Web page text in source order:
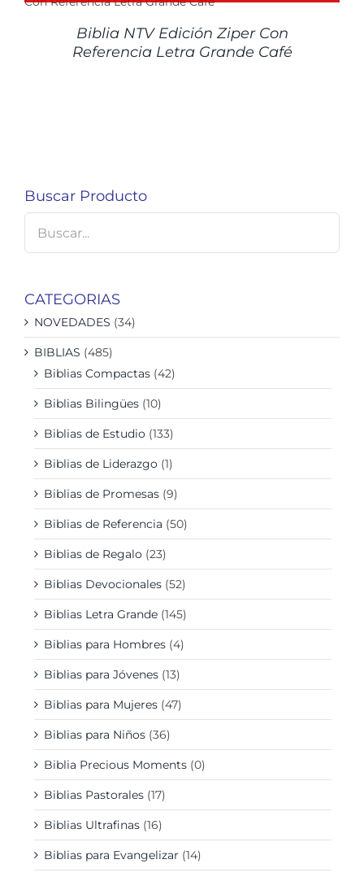
Biblia NTV Edición Ziper Con
Referencia Letra Grande Café
Buscar Producto
CATEGORIAS
NOVEDADES (34)
BIBLIAS (485)
Biblias Compactas (42)
Biblias Bilingües (10)
Biblias de Estudio (133)
Biblias de Liderazgo (1)
Biblias de Promesas (9)
Biblias de Referencia (50)
Biblias de Regalo (23)
Biblias Devocionales (52)
Biblias Letra Grande (145)
Biblias para Hombres (4)
Biblias para Jóvenes (13)
Biblias para Mujeres (47)
Biblias para Niños (36)
Biblia Precious Moments (0)
Biblias Pastorales (17)
Biblias Ultrafinas (16)
Biblias para Evangelizar (14)